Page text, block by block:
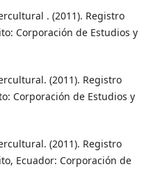
. (2011). Registro
Corporación de Estudios y
(2011). Registro
Corporación de Estudios y
(2011). Registro
Ecuador: Corporación de